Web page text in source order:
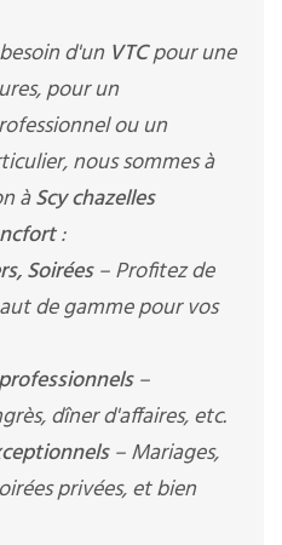
d'un VTCpour une
pour un
ou un
nous sommes à
àScy chazelles
:
Soirées– Profitez de
de gamme pour vos
–
dîner d'affaires, etc.
– Mariages,
privées, et bien